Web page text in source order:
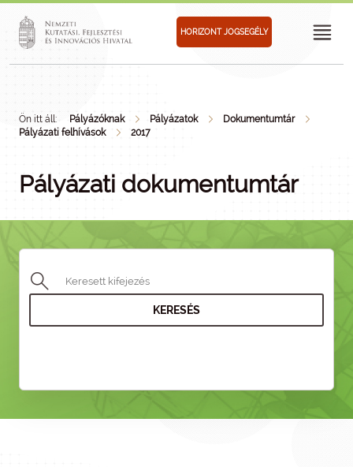
HORIZONT JOGSEGÉLY
Ön itt áll: Pályázóknak Pályázatok
Dokumentumtár
Pályázati felhívások
2017
Pályázati dokumentumtár
KERESÉS